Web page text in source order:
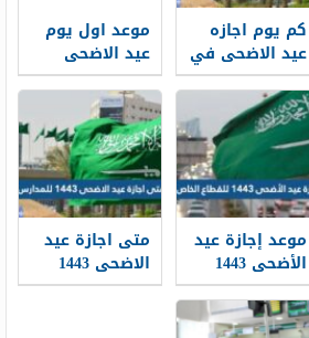
كم يوم اجازه
عيد الاضحى في
القطاع الخاص
2026
موعد اول يوم
عيد الاضحى
2025 في
الامارات العد
التنازلي
موعد إجازة عيد
الأضحى 1443
للقطاع الخاص
متى اجازة عيد
الاضحى 1443
للمدارس